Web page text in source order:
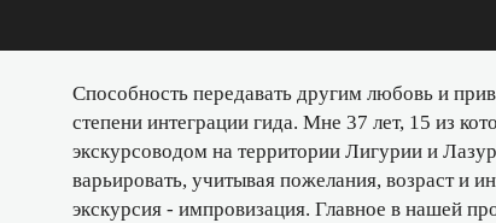
Способность передавать другим любовь и
степени интеграции гида. Мне 37 лет, 15 из
экскурсоводом на территории Лигурии и
варьировать, учитывая пожелания, возраст и
экскурсия - импровизация. Главное в нашей